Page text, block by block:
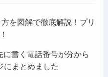
を図解で徹底解説！プリ
書く電話番号が分から
にまとめました